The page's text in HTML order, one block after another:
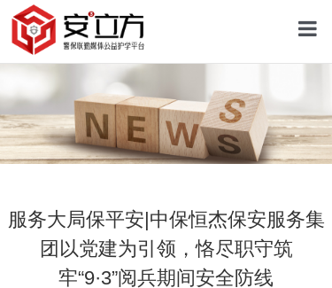
服务大局保平安|中保恒杰保安服务集
团以党建为引领，恪尽职守筑
牢“9·3”阅兵期间安全防线